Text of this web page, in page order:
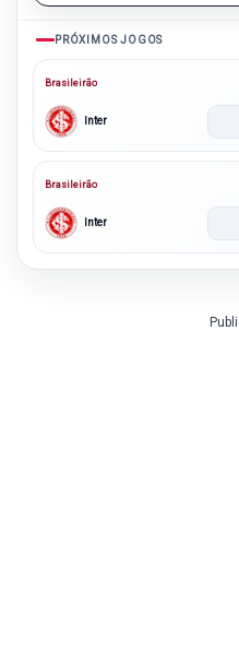
PRÓXIMOS JOGOS
Brasileirão
Inter
Brasileirão
Inter